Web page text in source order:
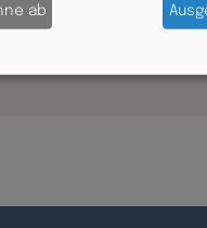
0371 / 355
ab